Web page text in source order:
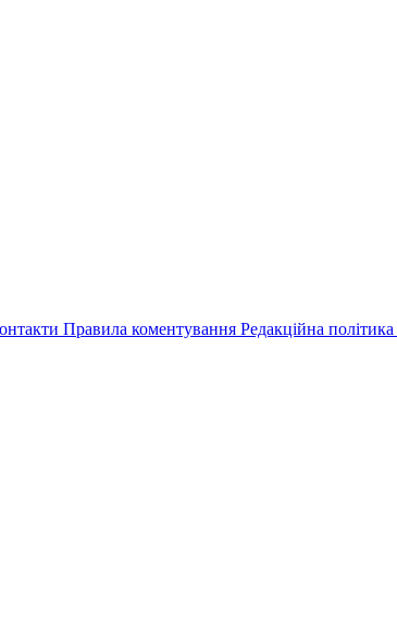
Правила коментування Редакційна політика